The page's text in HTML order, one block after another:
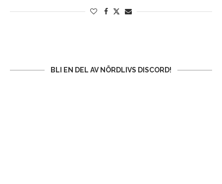
BLI EN DEL AV NÖRDLIVS DISCORD!